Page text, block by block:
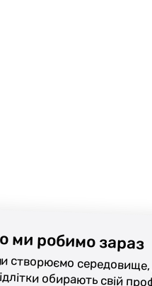
ми робимо зараз
створюємообирають свій
та школи
бізнес і держава